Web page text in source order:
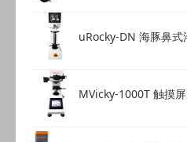
uRocky-DN 海豚鼻式
MVicky-1000T 触摸